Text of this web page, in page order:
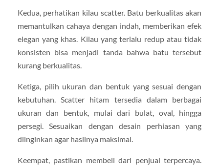
Kedua, perhatikan kilau scatter. Batu berkualitas akan
memantulkan cahaya dengan indah, memberikan efek
elegan yang khas. Kilau yang terlalu redup atau tidak
konsisten bisa menjadi tanda bahwa batu tersebut
kurang berkualitas.
Ketiga, pilih ukuran dan bentuk yang sesuai dengan
kebutuhan. Scatter hitam tersedia dalam berbagai
ukuran dan bentuk, mulai dari bulat, oval, hingga
persegi. Sesuaikan dengan desain perhiasan yang
diinginkan agar hasilnya maksimal.
Keempat, pastikan membeli dari penjual terpercaya.